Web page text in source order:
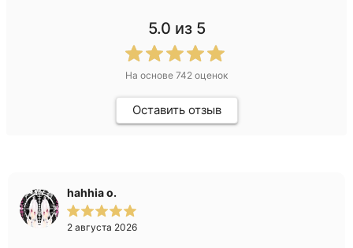
5.0 из 5
На основе 742 оценок
Оставить отзыв
hahhia o.
2 августа 2026